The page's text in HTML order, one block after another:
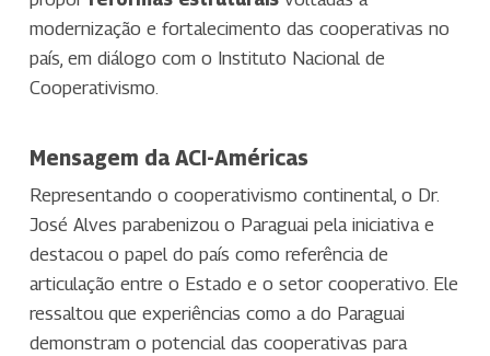
modernização e fortalecimento das cooperativas no
país, em diálogo com o Instituto Nacional de
Cooperativismo.
Mensagem da ACI-Américas
Representando o cooperativismo continental, o Dr.
José Alves parabenizou o Paraguai pela iniciativa e
destacou o papel do país como referência de
articulação entre o Estado e o setor cooperativo. Ele
ressaltou que experiências como a do Paraguai
demonstram o potencial das cooperativas para